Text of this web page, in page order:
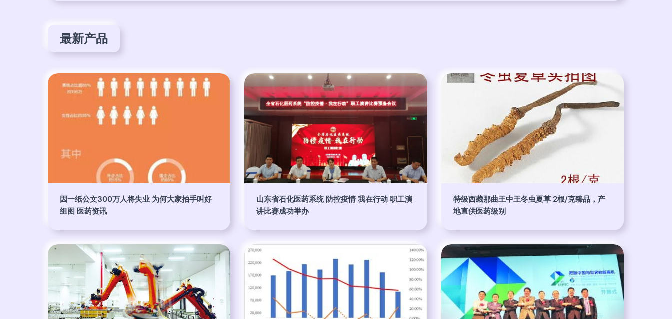
最新产品
因一纸公文300万人将失业 为何大家拍手叫好
组图 医药资讯
山东省石化医药系统 防控疫情 我在行动 职工演
讲比赛成功举办
特级西藏那曲王中王冬虫夏草 2根/克臻品，产
地直供医药级别